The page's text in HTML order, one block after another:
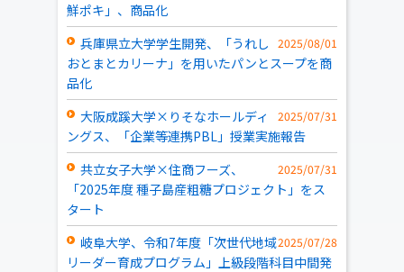
鮮ポキ」、商品化
2025/08/01
兵庫県立大学学生開発、「うれし
おとまとカリーナ」を用いたパンとスープを商
品化
2025/07/31
大阪成蹊大学×りそなホールディ
ングス、「企業等連携PBL」授業実施報告
2025/07/31
共立女子大学×住商フーズ、
「2025年度 種子島産粗糖プロジェクト」をス
タート
2025/07/28
岐阜大学、令和7年度「次世代地域
リーダー育成プログラム」上級段階科目中間発